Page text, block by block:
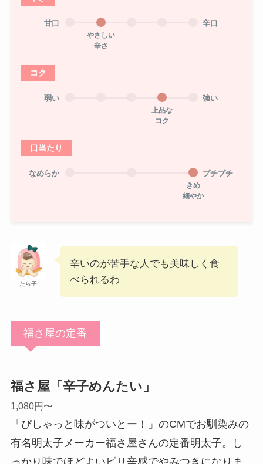
甘口
やさしい
辛さ
辛口
コク
弱い
上品な
コク
強い
口当たり
なめらか
きめ
細やか
プチプチ
たら子
辛いのが苦手な人でも美味しく食
べられるわ
福さ屋の定番
福さ屋「辛子めんたい」
1,080円〜
「ぴしゃっと味がついとー！」のCMでお馴染みの
有名明太子メーカー福さ屋さんの定番明太子。し